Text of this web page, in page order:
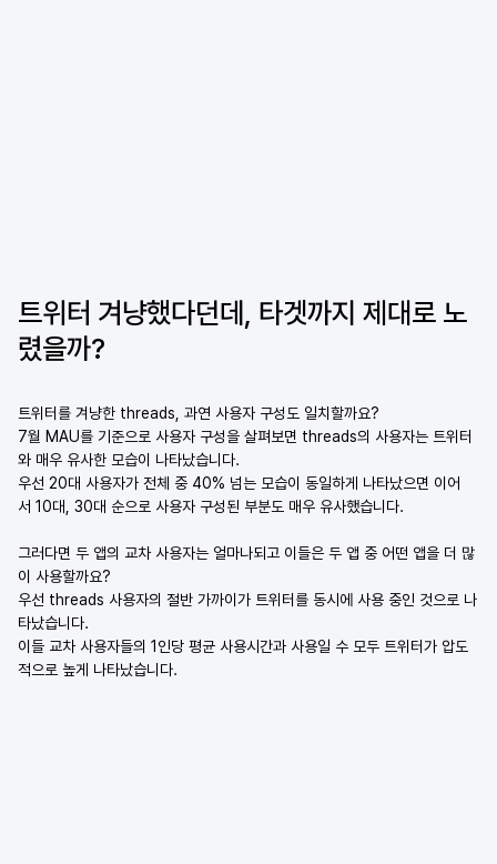
트위터 겨냥했다던데, 타겟까지 제대로 노
렸을까?
트위터를 겨냥한 threads, 과연 사용자 구성도 일치할까요?
7월 MAU를 기준으로 사용자 구성을 살펴보면 threads의 사용자는 트위터
와 매우 유사한 모습이 나타났습니다.
우선 20대 사용자가 전체 중 40% 넘는 모습이 동일하게 나타났으면 이어
서 10대, 30대 순으로 사용자 구성된 부분도 매우 유사했습니다.
그러다면 두 앱의 교차 사용자는 얼마나되고 이들은 두 앱 중 어떤 앱을 더 많
이 사용할까요?
우선 threads 사용자의 절반 가까이가 트위터를 동시에 사용 중인 것으로 나
타났습니다.
이들 교차 사용자들의 1인당 평균 사용시간과 사용일 수 모두 트위터가 압도
적으로 높게 나타났습니다.